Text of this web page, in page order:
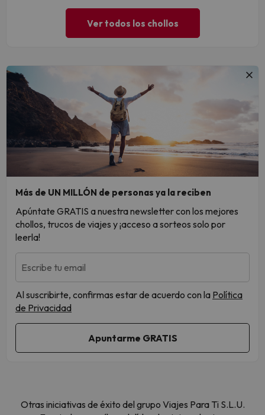
Ver todos los chollos
Más de UN MILLÓN de personas ya la reciben
Apúntate GRATIS a nuestra newsletter con los mejores
chollos, trucos de viajes y ¡acceso a sorteos solo por
leerla!
Escribe tu email
Al suscribirte, confirmas estar de acuerdo con la Política
de Privacidad
Otras iniciativas de éxito del grupo Viajes Para Ti S.L.U.